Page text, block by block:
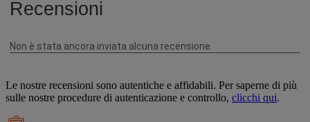
Le nostre recensioni sono autentiche e affidabili. Per saperne di più
sulle nostre procedure di autenticazione e controllo, clicchi qui.